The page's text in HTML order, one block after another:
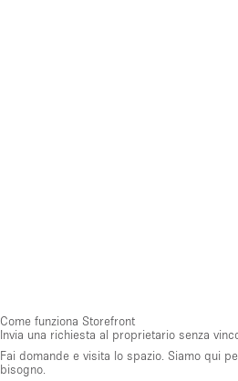
Come funziona Storefront
Invia una richiesta al proprietario senza
Fai domande e visita lo spazio. Siamo qui
bisogno.